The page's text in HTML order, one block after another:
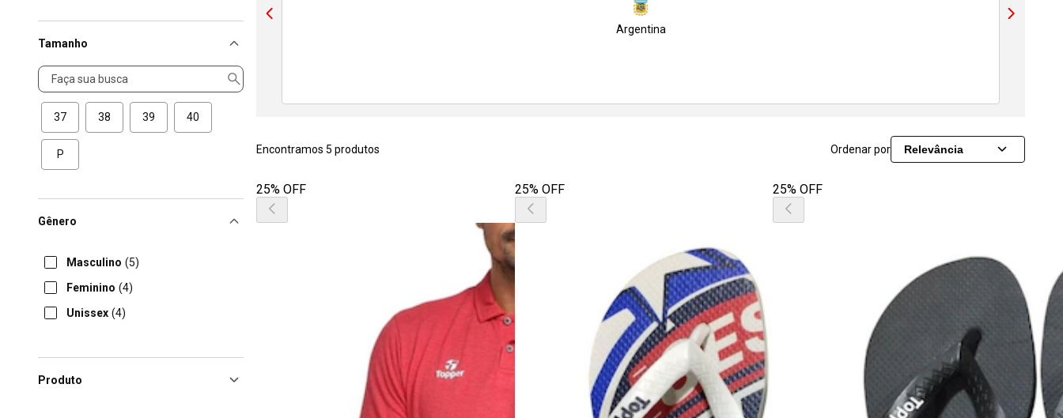
Tamanho
Tamanho
37 38 39 40
P
Gênero
Masculino (5)
Feminino (4)
Unissex (4)
Produto
Argentina
Encontramos 5 produtos Ordenar por Relevância
25% OFF 25% OFF 25% OFF